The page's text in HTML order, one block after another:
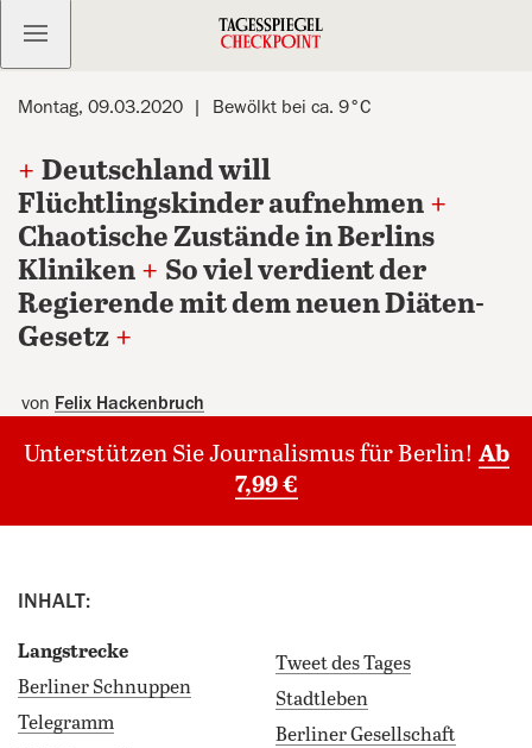
Kostenlos anmelden
Montag, 09.03.2020 Bewölkt bei ca. 9°C
+ Deutschland will
Flüchtlingskinder aufnehmen +
Chaotische Zustände in Berlins
Kliniken + So viel verdient der
Regierende mit dem neuen Diäten-
Gesetz +
von Felix Hackenbruch
Unterstützen Sie Journalismus für Berlin! Ab
7,99 €
INHALT:
Langstrecke
Berliner Schnuppen
Telegramm
Tweet des Tages
Stadtleben
Berliner Gesellschaft